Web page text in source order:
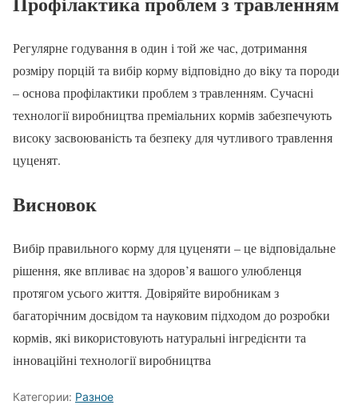
Регулярне годування в один і той же час, дотримання
розміру порцій та вибір корму відповідно до віку та породи
– основа профілактики проблем з травленням. Сучасні
технології виробництва преміальних кормів забезпечують
високу засвоюваність та безпеку для чутливого травлення
цуценят.
Висновок
Вибір правильного корму для цуценяти – це відповідальне
рішення, яке впливає на здоров’я вашого улюбленця
протягом усього життя. Довіряйте виробникам з
багаторічним досвідом та науковим підходом до розробки
кормів, які використовують натуральні інгредієнти та
інноваційні технології виробництва
Категории: Разное